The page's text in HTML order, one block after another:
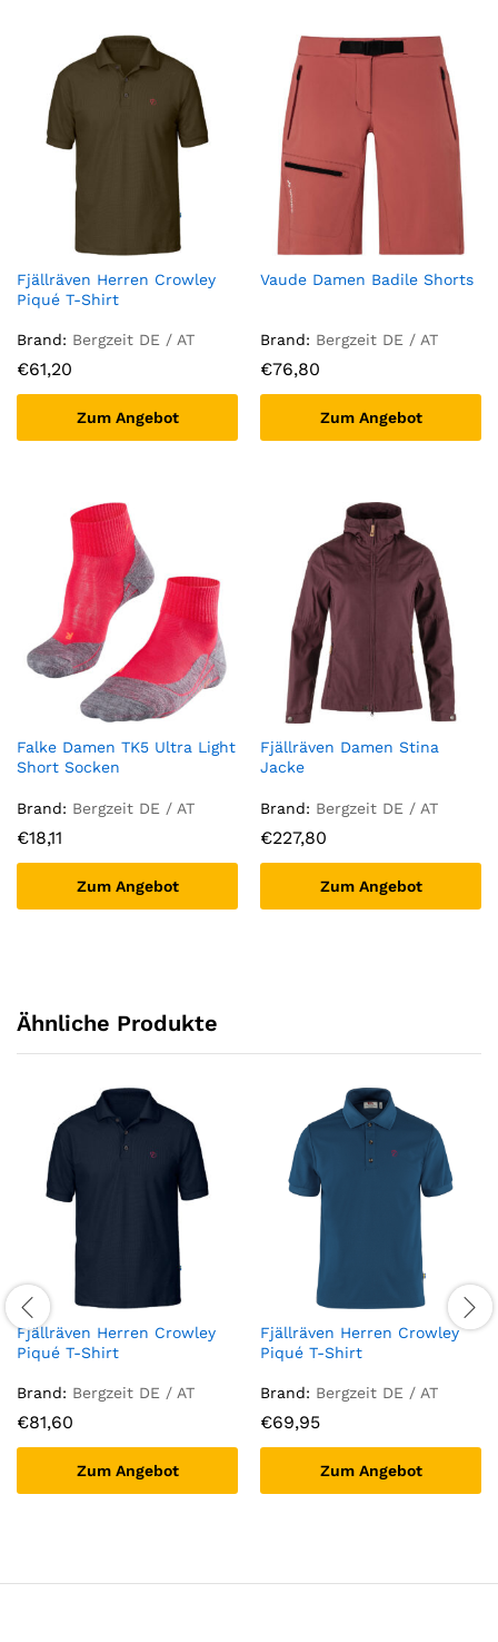
Fjällräven Herren Crowley
Piqué T-Shirt
Brand: Bergzeit DE / AT
€61,20
Zum Angebot
Vaude Damen Badile Shorts
Brand: Bergzeit DE / AT
€76,80
Zum Angebot
Falke Damen TK5 Ultra Light
Short Socken
Brand: Bergzeit DE / AT
€18,11
Zum Angebot
Fjällräven Damen Stina
Jacke
Brand: Bergzeit DE / AT
€227,80
Zum Angebot
Ähnliche Produkte
Fjällräven Herren Crowley
Piqué T-Shirt
Brand: Bergzeit DE / AT
€81,60
Zum Angebot
Fjällräven Herren Crowley
Piqué T-Shirt
Brand: Bergzeit DE / AT
€69,95
Zum Angebot